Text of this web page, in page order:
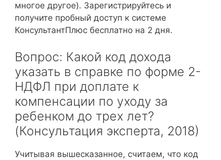
многое другое). Зарегистрируйтесь и
получите пробный доступ к системе
КонсультантПлюс бесплатно на 2 дня.
Вопрос: Какой код дохода
указать в справке по форме 2-
НДФЛ при доплате к
компенсации по уходу за
ребенком до трех лет?
(Консультация эксперта, 2018)
Учитывая вышесказанное, считаем, что код